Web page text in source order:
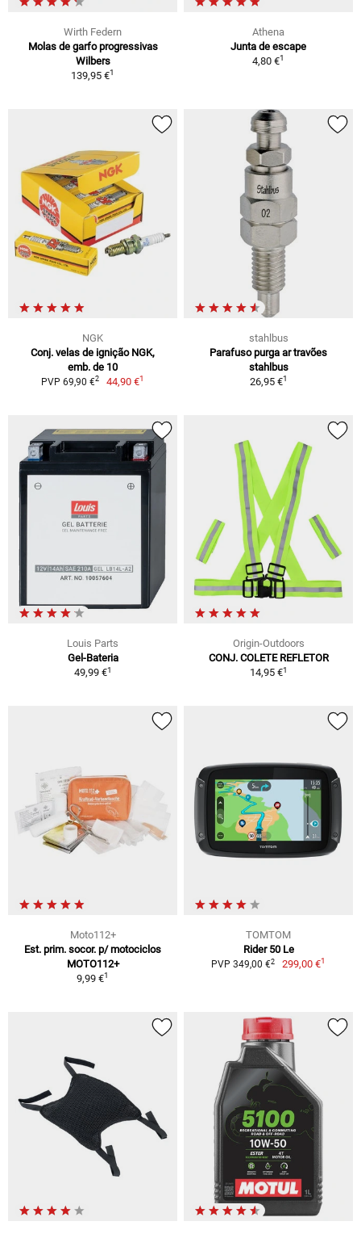
Wirth Federn
Molas de garfo progressivas
Wilbers
139,95 €1
Athena
Junta de escape
4,80 €1
NGK
Conj. velas de ignição NGK,
emb. de 10
PVP 69,90 €2 44,90 €1
stahlbus
Parafuso purga ar travões
stahlbus
26,95 €1
Louis Parts
Gel-Bateria
49,99 €1
Origin-Outdoors
CONJ. COLETE REFLETOR
14,95 €1
Moto112+
Est. prim. socor. p/ motociclos
MOTO112+
9,99 €1
TOMTOM
Rider 50 Le
PVP 349,00 €2 299,00 €1